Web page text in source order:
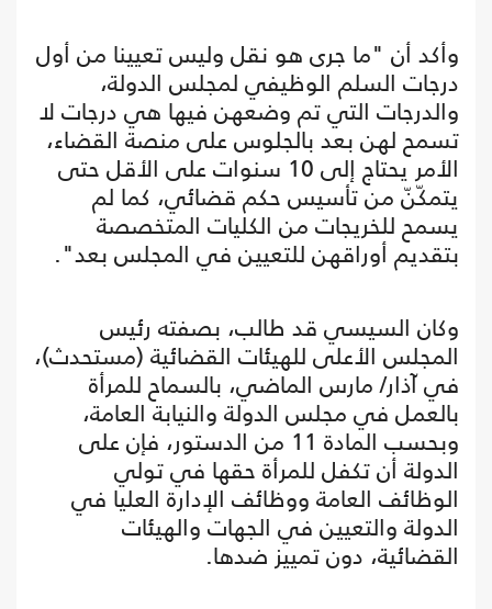
وأكد أن "ما جرى هو نقل وليس تعيينا من أول
درجات السلم الوظيفي لمجلس الدولة،
والدرجات التي تم وضعهن فيها هي درجات لا
تسمح لهن بعد بالجلوس على منصة القضاء،
الأمر يحتاج إلى 10 سنوات على الأقل حتى
يتمكّنّ من تأسيس حكم قضائي، كما لم
يسمح للخريجات من الكليات المتخصصة
بتقديم أوراقهن للتعيين في المجلس بعد".
وكان السيسي قد طالب، بصفته رئيس
المجلس الأعلى للهيئات القضائية (مستحدث)،
في آذار/ مارس الماضي، بالسماح للمرأة
بالعمل في مجلس الدولة والنيابة العامة،
وبحسب المادة 11 من الدستور، فإن على
الدولة أن تكفل للمرأة حقها في تولي
الوظائف العامة ووظائف الإدارة العليا في
الدولة والتعيين في الجهات والهيئات
القضائية، دون تمييز ضدها.